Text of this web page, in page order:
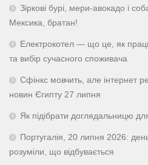
Зіркові бурі, мери-авокадо і
Мексика, братан!
Електрокотел — що це, як
та вибір сучасного споживача
Сфінкс мовчить, але інтернет
новин Єгипту 27 липня
Як підібрати доглядальницю
Португалія, 20 липня 2026:
розуміли, що відбувається